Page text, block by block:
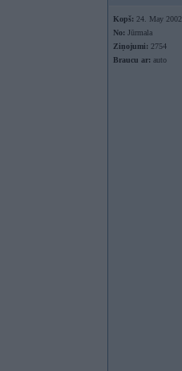
Kopš: 24. May 2002
No: Jūrmala
Ziņojumi: 2754
Braucu ar: auto